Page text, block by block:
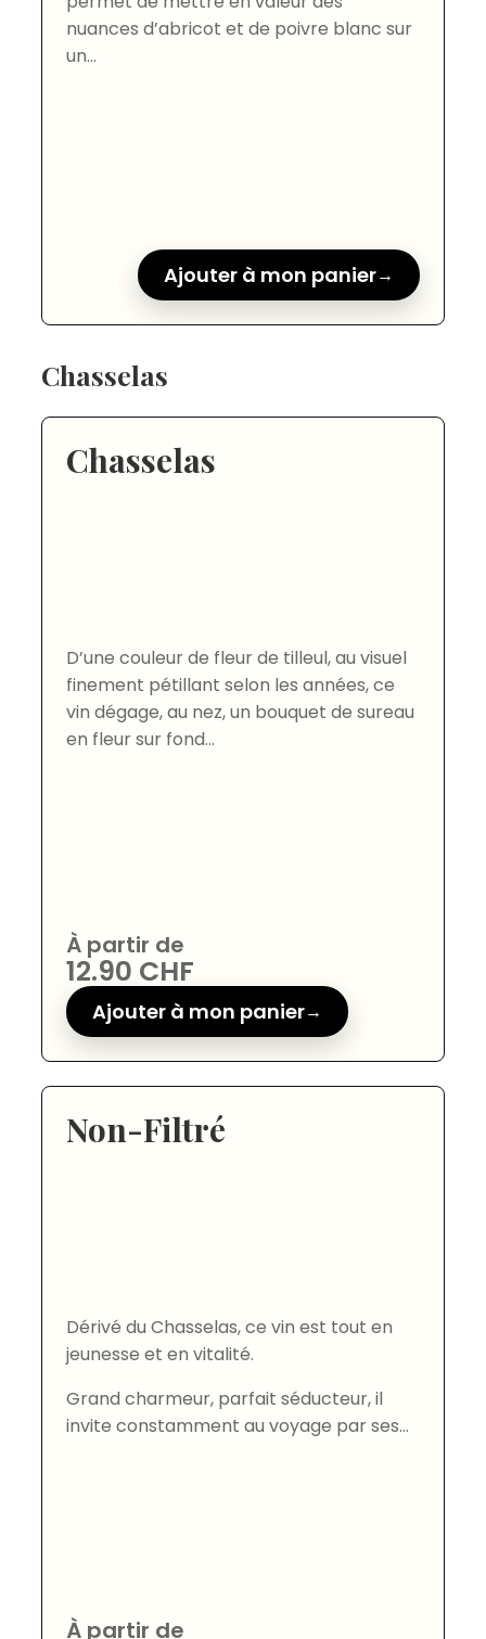
nuances d’abricot et de poivre blanc sur
un...
Ajouter à mon panier
Chasselas
Chasselas
D’une couleur de fleur de tilleul, au visuel
finement pétillant selon les années, ce
vin dégage, au nez, un bouquet de sureau
en fleur sur fond...
À partir de
12.90 CHF
Ajouter à mon panier
Non-Filtré
Dérivé du Chasselas, ce vin est tout en
jeunesse et en vitalité.
Grand charmeur, parfait séducteur, il
invite constamment au voyage par ses...
À partir de